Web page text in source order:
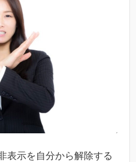
表示を自分から解除する